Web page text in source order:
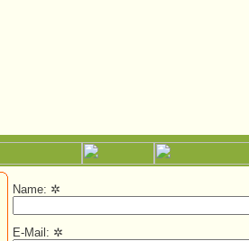
Name: ✲
E-Mail: ✲